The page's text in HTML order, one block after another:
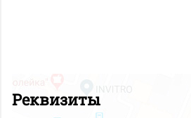
Реквизиты